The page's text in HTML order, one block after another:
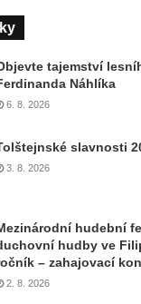
tajemství
Náhlíka
6. 8. 2026
slavnosti
3. 8. 2026
hudební
hudby ve
– zahajovací
2. 8. 2026